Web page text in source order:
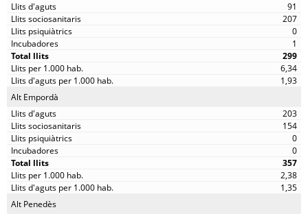
91
207
0
1
299
6,34
1,93
Alt Empordà
203
154
0
0
357
2,38
1,35
Alt Penedès